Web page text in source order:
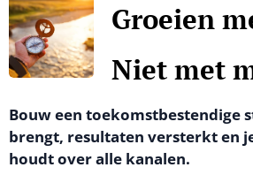
Groeien
Niet met
Bouw een toekomstbestendige
brengt, resultaten versterkt en
houdt over alle kanalen.